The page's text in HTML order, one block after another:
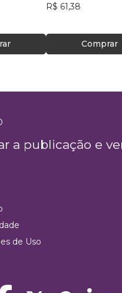
R$ 61,38
Comprar
a publicação e
de Uso